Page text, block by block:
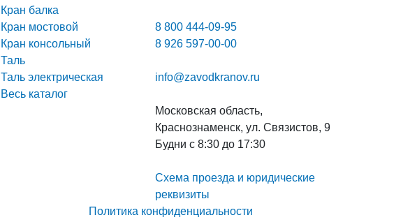
Кран балка
Кран мостовой
Кран консольный
Таль
Таль электрическая
Весь каталог
8 800 444-09-95
8 926 597-00-00
info@zavodkranov.ru
Московская область,
Краснознаменск, ул. Связистов, 9
Будни с 8:30 до 17:30
Схема проезда и юридические
реквизиты
Политика конфиденциальности